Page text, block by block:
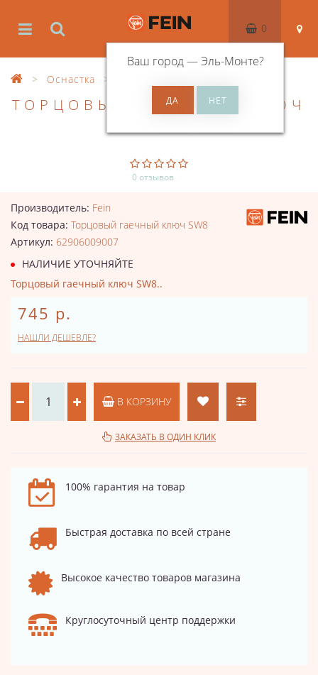
Ваш город —Эль-Монте?
0
Оснастка
ТОРЦОВЫЙ ГАЕЧНЫЙ КЛЮЧ
0 отзывов
Производитель: Fein
Код товара: Торцовый гаечный ключ SW8
Артикул: 62906009007
НАЛИЧИЕ УТОЧНЯЙТЕ
Торцовый гаечный ключ SW8..
745 р.
НАШЛИ ДЕШЕВЛЕ?
В КОРЗИНУ
ЗАКАЗАТЬ В ОДИН КЛИК
100% гарантия на товар
Быстрая доставка по всей стране
Высокое качество товаров магазина
Круглосуточный центр поддержки